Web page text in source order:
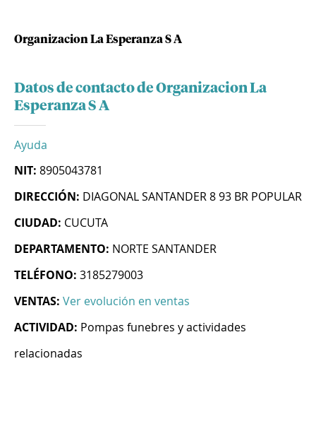
Organizacion La Esperanza S A
Datos de contacto de Organizacion La
Esperanza S A
Ayuda
NIT: 8905043781
DIRECCIÓN: DIAGONAL SANTANDER 8 93 BR POPULAR
CIUDAD: CUCUTA
DEPARTAMENTO: NORTE SANTANDER
TELÉFONO: 3185279003
VENTAS: Ver evolución en ventas
ACTIVIDAD: Pompas funebres y actividades
relacionadas